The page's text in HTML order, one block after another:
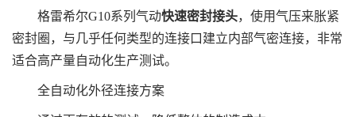
格雷希尔G10系列气动快速密封接头，使用气压来胀紧
密封圈，与几乎任何类型的连接口建立内部气密连接，非常
适合高产量自动化生产测试。
全自动化外径连接方案